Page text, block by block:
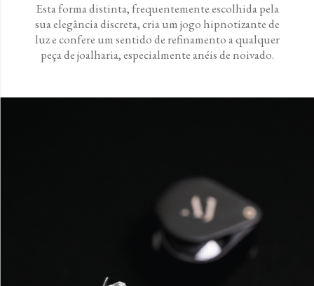
Esta forma distinta, frequentemente escolhida pela
sua elegância discreta, cria um jogo hipnotizante de
luz e confere um sentido de refinamento a qualquer
peça de joalharia, especialmente anéis de noivado.